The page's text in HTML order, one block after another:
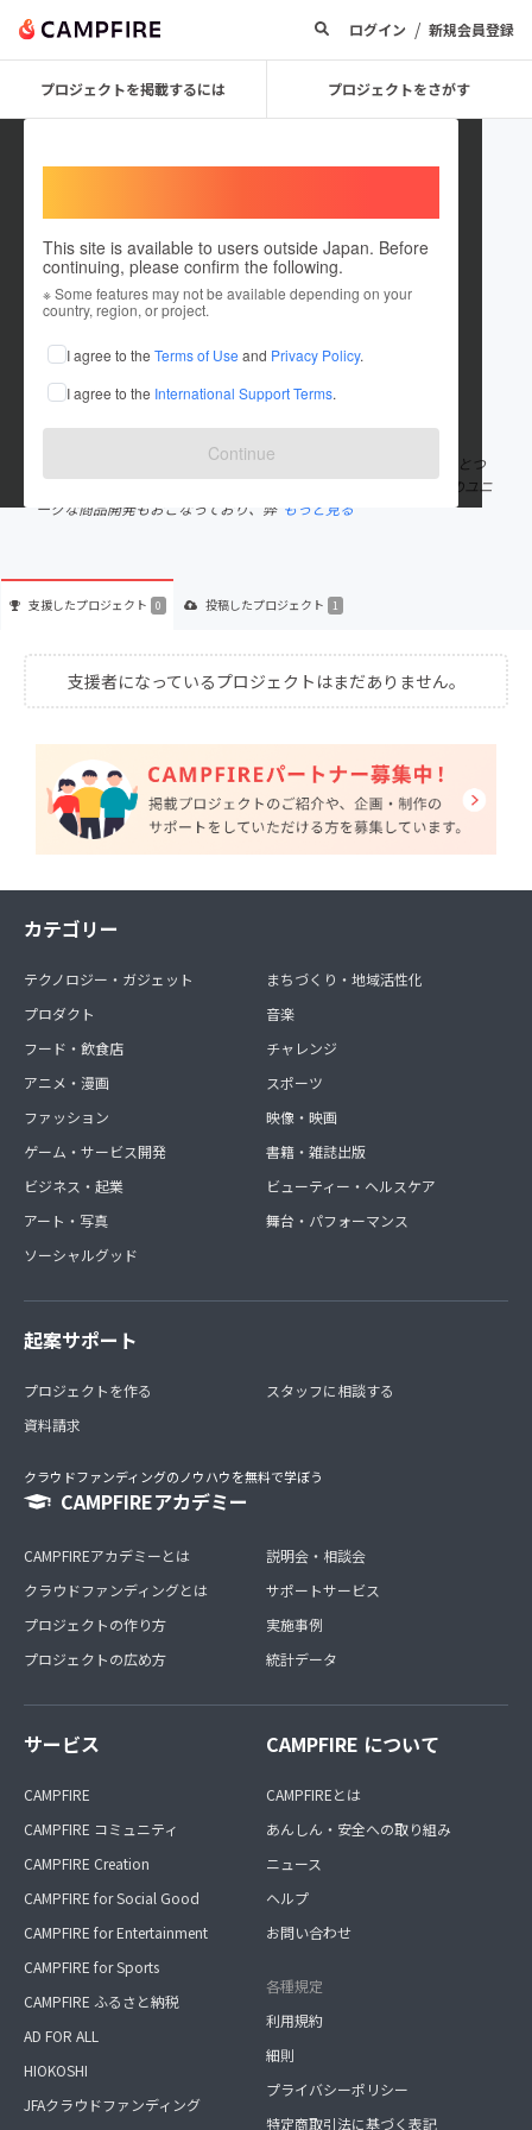
ログイン / 新規会員登録
プロジェクトを掲載するには プロジェクトをさがす
This site is available to users outside Japan. Before
continuing, please confirm the following.
※ Some features may not be available depending on your
country, region, or project.
I agree to the Terms of Use and Privacy Policy.
I agree to the International Support Terms.
Continue
有限会社アートスタジオわお
これまでに1件のプロジェクトを投稿しています
在住国：日本 現在地：長崎県
出身国：日本 出身地：長崎県
hamaru-food 「遊び心から新しい発想を」 弊社は、地域活性のひとつ
になれればと様々な事業をおこなっております。 そんな中、地域のユニ
ークな商品開発もおこなっており、弊 もっと見る
支援したプロジェクト 0 投稿したプロジェクト 1
支援者になっているプロジェクトはまだありません。
カテゴリー
テクノロジー・ガジェット
プロダクト
フード・飲食店
アニメ・漫画
ファッション
ゲーム・サービス開発
ビジネス・起業
アート・写真
ソーシャルグッド
まちづくり・地域活性化
音楽
チャレンジ
スポーツ
映像・映画
書籍・雑誌出版
ビューティー・ヘルスケア
舞台・パフォーマンス
起案サポート
プロジェクトを作る
資料請求
スタッフに相談する
クラウドファンディングのノウハウを無料で学ぼう
CAMPFIREアカデミー
CAMPFIREアカデミーとは
クラウドファンディングとは
プロジェクトの作り方
プロジェクトの広め方
説明会・相談会
サポートサービス
実施事例
統計データ
サービス
CAMPFIRE
CAMPFIRE コミュニティ
CAMPFIRE Creation
CAMPFIRE for Social Good
CAMPFIRE for Entertainment
CAMPFIRE for Sports
CAMPFIRE ふるさと納税
AD FOR ALL
HIOKOSHI
JFAクラウドファンディング
CAMPFIRE について
CAMPFIREとは
あんしん・安全への取り組み
ニュース
ヘルプ
お問い合わせ
各種規定
利用規約
細則
プライバシーポリシー
特定商取引法に基づく表記